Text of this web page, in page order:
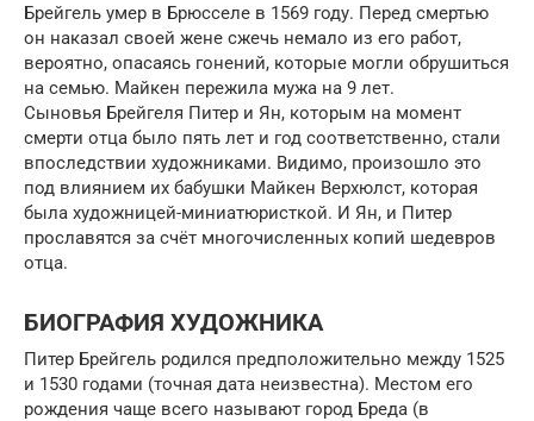
Брейгель умер в Брюсселе в 1569 году. Перед смертью
он наказал своей жене сжечь немало из его работ,
вероятно, опасаясь гонений, которые могли обрушиться
на семью. Майкен пережила мужа на 9 лет.
Сыновья Брейгеля Питер и Ян, которым на момент
смерти отца было пять лет и год соответственно, стали
впоследствии художниками. Видимо, произошло это
под влиянием их бабушки Майкен Верхюлст, которая
была художницей-миниатюристкой. И Ян, и Питер
прославятся за счёт многочисленных копий шедевров
отца.
БИОГРАФИЯ ХУДОЖНИКА
Питер Брейгель родился предположительно между 1525
и 1530 годами (точная дата неизвестна). Местом его
рождения чаще всего называют город Бреда (в